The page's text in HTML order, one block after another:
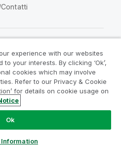
prodotto
Do Not Share My Info
International AB. Tutti i
experience with our websites
your interests. By clicking ‘Ok’,
cookies which may involve
Refer to our Privacy & Cookie
for details on cookie usage on
Ok
Information